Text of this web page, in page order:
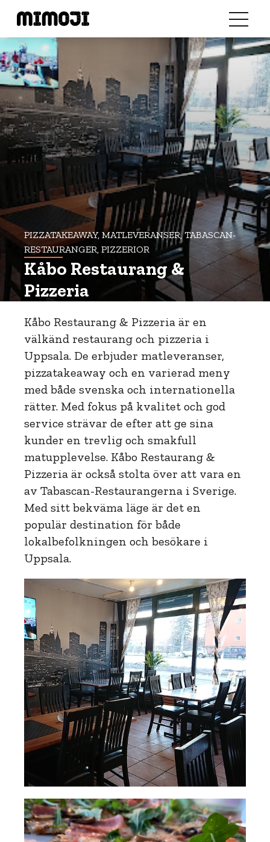
PIZZATAKEAWAY, MATLEVERANSER, TABASCAN-
RESTAURANGER, PIZZERIOR
Kåbo Restaurang &
Pizzeria
Kåbo Restaurang & Pizzeria är en
välkänd restaurang och pizzeria i
Uppsala. De erbjuder matleveranser,
pizzatakeaway och en varierad meny
med både svenska och internationella
rätter. Med fokus på kvalitet och god
service strävar de efter att ge sina
kunder en trevlig och smakfull
matupplevelse. Kåbo Restaurang &
Pizzeria är också stolta över att vara en
av Tabascan-Restaurangerna i Sverige.
Med sitt bekväma läge är det en
populär destination för både
lokalbefolkningen och besökare i
Uppsala.